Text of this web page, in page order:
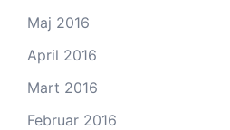
Maj 2016
April 2016
Mart 2016
Februar 2016